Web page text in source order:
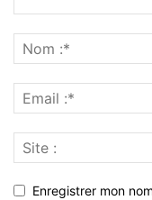
Enregistrer mon